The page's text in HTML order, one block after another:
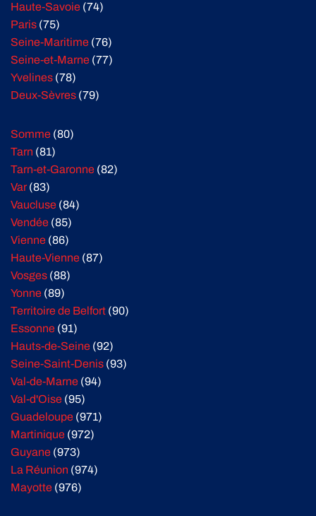
Haute-Savoie (74)
Paris (75)
Seine-Maritime (76)
Seine-et-Marne (77)
Yvelines (78)
Deux-Sèvres (79)
Somme (80)
Tarn (81)
Tarn-et-Garonne (82)
Var(83)
Vaucluse (84)
Vendée (85)
Vienne (86)
Haute-Vienne (87)
Vosges (88)
Yonne (89)
Territoire de Belfort (90)
Essonne (91)
Hauts-de-Seine (92)
Seine-Saint-Denis (93)
Val-de-Marne (94)
Val-d'Oise (95)
Guadeloupe (971)
Martinique (972)
Guyane (973)
La Réunion (974)
Mayotte (976)